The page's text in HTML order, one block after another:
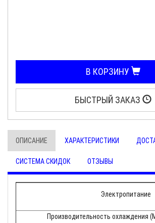
В КОРЗИНУ
БЫСТРЫЙ ЗАКАЗ
ОПИСАНИЕ ХАРАКТЕРИСТИКИ
СИСТЕМА СКИДОК ОТЗЫВЫ
Электропитание
Производительность охлаждения